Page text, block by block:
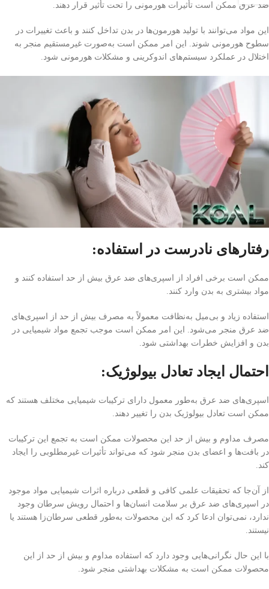
ضد عرق ممکن است تأثیرات هورمونی را تحت تأثیر قرار دهند.
این مواد می‌توانند با تولید هورمون‌ها در بدن تداخل کنند و باعث تغییرات در
سطوح هورمونی شوند. این امر ممکن است به‌صورت غیرمستقیم منجر به
اختلال در عملکرد سیستم‌های اندوکرینی و مشکلات هورمونی شود.
رفتارهای نادرست در استفاده:
ممکن است برخی افراد از اسپری‌های ضد عرق بیش از حد استفاده کنند و
مواد بیشتری به بدن وارد کنند.
استفاده زیاد و بی‌میل به‌نظافت معمولاً به مصرف بیش از حد از اسپری‌های
ضد عرق منجر می‌شود. این امر ممکن است موجب تجمع مواد شیمیایی در
بدن و افزایش خطرات بهداشتی شود.
احتمال ایجاد تعادل بیولوژیک:
اسپری‌های ضد عرق به‌طور معمول دارای ترکیبات شیمیایی مختلف هستند که
ممکن است تعادل بیولوژیک بدن را تغییر دهند.
مصرف مداوم و بیش از حد این محصولات ممکن است به تجمع این ترکیبات
در بافت‌ها و اعضای بدن منجر شود که می‌تواند تأثیرات غیرمطلوبی را ایجاد
کند.
از آن‌جا که تحقیقات علمی کافی و قطعی درباره اثرات شیمیایی مواد موجود
در اسپری‌های ضد عرق بر سلامت انسان‌ها و احتمال رویش سرطان وجود
ندارد، نمی‌توان ادعا کرد که این محصولات به‌طور قطعی سرطان‌زا هستند یا
نیستند.
با این حال نگرانی‌هایی وجود دارد که استفاده مداوم و بیش از حد از این
محصولات ممکن است به مشکلات بهداشتی منجر شود.